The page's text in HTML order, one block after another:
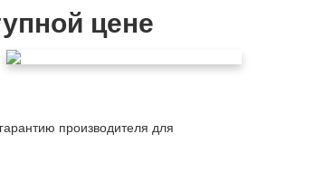
цене
производителя для